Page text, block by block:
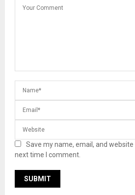
Save my name, email, and
next time I comment.